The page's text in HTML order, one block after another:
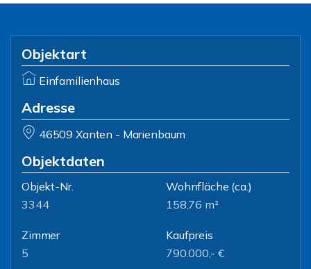
Objektart
Einfamilienhaus
Adresse
46509 Xanten - Marienbaum
Objektdaten
Objekt-Nr.
3344
Wohnfläche (ca.)
158,76 m²
Zimmer
5
Kaufpreis
790.000,- €